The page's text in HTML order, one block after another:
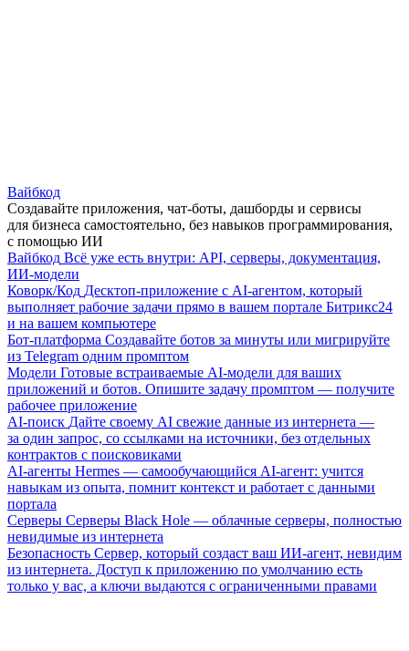
Вайбкод
Создавайте приложения, чат-боты, дашборды и сервисы
для бизнеса самостоятельно, без навыков программирования,
с помощью ИИ
Вайбкод Всё уже есть внутри: API, серверы, документация,
ИИ-модели
Коворк/Код Десктоп-приложение с AI-агентом, который
выполняет рабочие задачи прямо в вашем портале Битрикс24
и на вашем компьютере
Бот-платформа Создавайте ботов за минуты или мигрируйте
из Telegram одним промптом
Модели Готовые встраиваемые AI-модели для ваших
приложений и ботов. Опишите задачу промптом — получите
рабочее приложение
AI-поиск Дайте своему AI свежие данные из интернета —
за один запрос, со ссылками на источники, без отдельных
контрактов с поисковиками
AI-агенты Hermes — самообучающийся AI-агент: учится
навыкам из опыта, помнит контекст и работает с данными
портала
Серверы Серверы Black Hole — облачные серверы, полностью
невидимые из интернета
Безопасность Сервер, который создаст ваш ИИ-агент, невидим
из интернета. Доступ к приложению по умолчанию есть
только у вас, а ключи выдаются с ограниченными правами